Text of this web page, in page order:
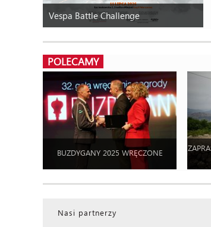
Vespa Battle Challenge
POLECAMY
BUZDYGANY 2025 WRĘCZONE
Nasi partnerzy